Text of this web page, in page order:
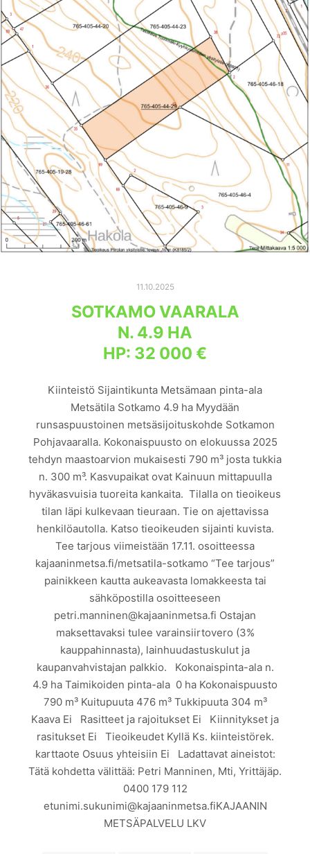
11.10.2025
SOTKAMO VAARALA
N. 4.9 HA
HP: 32 000 €
Kiinteistö Sijaintikunta Metsämaan pinta-ala
Metsätila Sotkamo 4.9 ha Myydään
runsaspuustoinen metsäsijoituskohde Sotkamon
Pohjavaaralla. Kokonaispuusto on elokuussa 2025
tehdyn maastoarvion mukaisesti 790 m³ josta tukkia
n. 300 m³. Kasvupaikat ovat Kainuun mittapuulla
hyväkasvuisia tuoreita kankaita. Tilalla on tieoikeus
tilan läpi kulkevaan tieuraan. Tie on ajettavissa
henkilöautolla. Katso tieoikeuden sijainti kuvista.
Tee tarjous viimeistään 17.11. osoitteessa
kajaaninmetsa.fi/metsatila-sotkamo “Tee tarjous”
painikkeen kautta aukeavasta lomakkeesta tai
sähköpostilla osoitteeseen
petri.manninen@kajaaninmetsa.fi Ostajan
maksettavaksi tulee varainsiirtovero (3%
kauppahinnasta), lainhuudastuskulut ja
kaupanvahvistajan palkkio. Kokonaispinta-ala n.
4.9 ha Taimikoiden pinta-ala 0 ha Kokonaispuusto
790 m³ Kuitupuuta 476 m³ Tukkipuuta 304 m³
Kaava Ei Rasitteet ja rajoitukset Ei Kiinnitykset ja
rasitukset Ei Tieoikeudet Kyllä Ks. kiinteistörek.
karttaote Osuus yhteisiin Ei Ladattavat aineistot:
Tätä kohdetta välittää: Petri Manninen, Mti, Yrittäjäp.
0400 179 112
etunimi.sukunimi@kajaaninmetsa.fiKAJAANIN
METSÄPALVELU LKV